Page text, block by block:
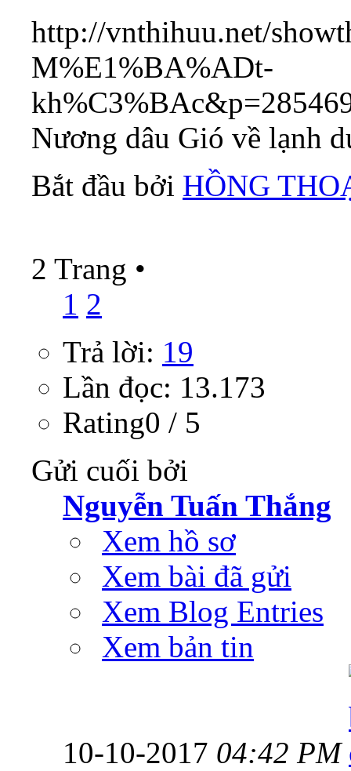
http://vnthihuu.net/
M%E1%BA%ADt-
Nương dâu Gió về lạnh
Bắt đầu bởi HỒNG
2 Trang •
1 2
Trả lời: 19
Lần đọc: 13.173
Rating0 / 5
Gửi cuối bởi
Nguyễn Tuấn Thắng
Xem hồ sơ
Xem bài đã gửi
Xem Blog Entries
Xem bản tin
10-10-2017 04:42 PM